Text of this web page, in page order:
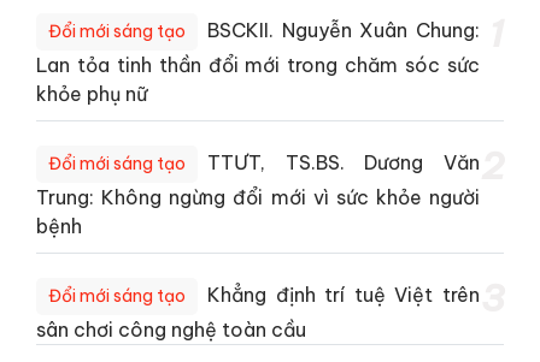
Đổi mới sáng tạo
BSCKII. Nguyễn Xuân Chung:
Lan tỏa tinh thần đổi mới trong chăm sóc sức
khỏe phụ nữ
Đổi mới sáng tạo
TTƯT, TS.BS. Dương Văn
Trung: Không ngừng đổi mới vì sức khỏe người
bệnh
Đổi mới sáng tạo
Khẳng định trí tuệ Việt trên
sân chơi công nghệ toàn cầu